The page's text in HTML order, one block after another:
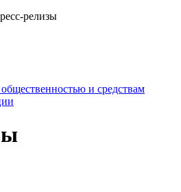
релизы
и средствам